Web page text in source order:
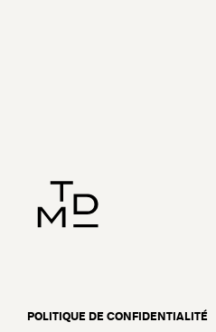
POLITIQUE DE CONFIDENTIALITÉ